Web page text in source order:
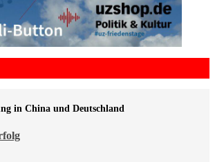
in China und Deutschland